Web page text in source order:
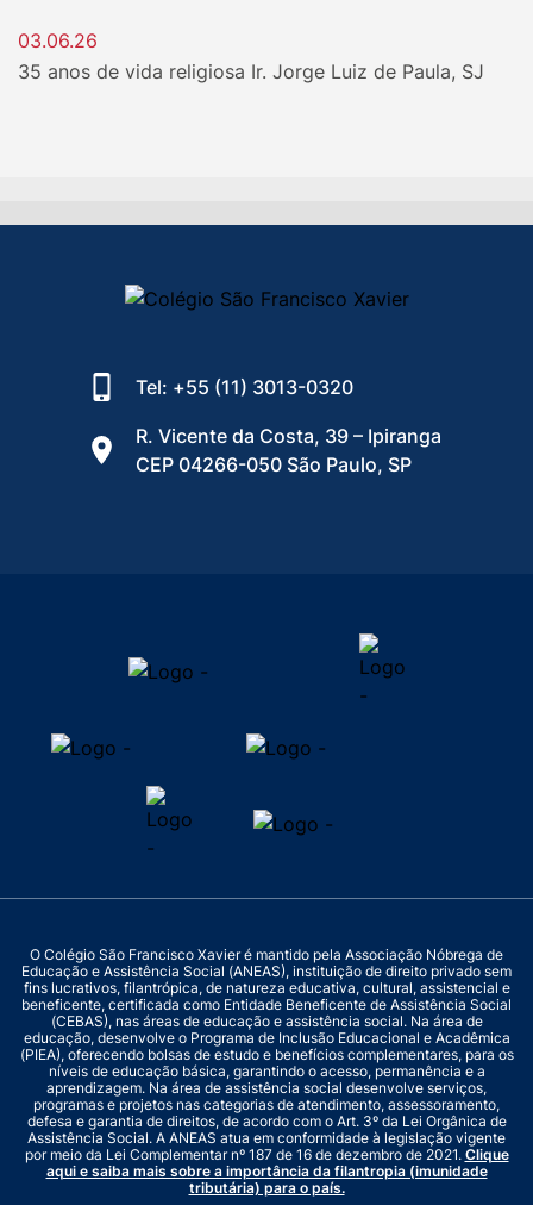
03.06.26
35 anos de vida religiosa Ir. Jorge Luiz de Paula, SJ
Tel: +55 (11) 3013-0320
R. Vicente da Costa, 39 – Ipiranga
CEP 04266-050 São Paulo, SP
O Colégio São Francisco Xavier é mantido pela Associação Nóbrega de
Educação e Assistência Social (ANEAS), instituição de direito privado sem
fins lucrativos, filantrópica, de natureza educativa, cultural, assistencial e
beneficente, certificada como Entidade Beneficente de Assistência Social
(CEBAS), nas áreas de educação e assistência social. Na área de
educação, desenvolve o Programa de Inclusão Educacional e Acadêmica
(PIEA), oferecendo bolsas de estudo e benefícios complementares, para os
níveis de educação básica, garantindo o acesso, permanência e a
aprendizagem. Na área de assistência social desenvolve serviços,
programas e projetos nas categorias de atendimento, assessoramento,
defesa e garantia de direitos, de acordo com o Art. 3º da Lei Orgânica de
Assistência Social. A ANEAS atua em conformidade à legislação vigente
por meio da Lei Complementar nº 187 de 16 de dezembro de 2021. Clique
aqui e saiba mais sobre a importância da filantropia (imunidade
tributária) para o país.